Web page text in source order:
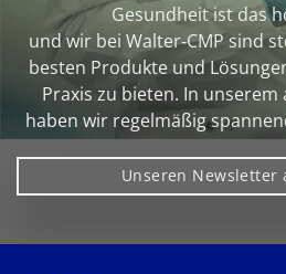
Gesundheit ist das
und wir bei Walter‑CMP sind
besten Produkte und
Praxis zu bieten. In
haben wir regelmäßig
Unseren Newsletter